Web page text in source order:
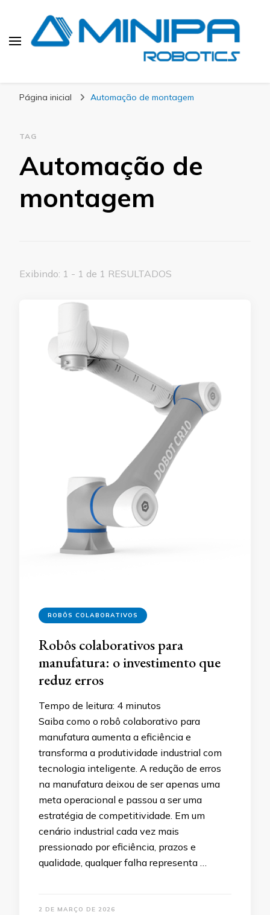
Página inicial Automação de montagem
TAG
Automação de
montagem
Exibindo: 1 - 1 de 1 RESULTADOS
ROBÔS COLABORATIVOS
Robôs colaborativos para
manufatura: o investimento que
reduz erros
Tempo de leitura: 4 minutos
Saiba como o robô colaborativo para
manufatura aumenta a eficiência e
transforma a produtividade industrial com
tecnologia inteligente. A redução de erros
na manufatura deixou de ser apenas uma
meta operacional e passou a ser uma
estratégia de competitividade. Em um
cenário industrial cada vez mais
pressionado por eficiência, prazos e
qualidade, qualquer falha representa …
2 DE MARÇO DE 2026